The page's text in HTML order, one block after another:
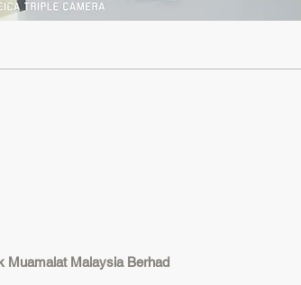
Muamalat Malaysia Berhad